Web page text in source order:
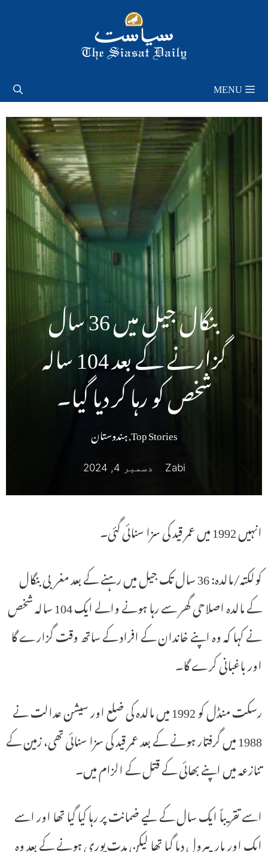
MENU
بنگال جیل میں 36 سال
گزارنے کے بعد 104 سالہ
شخص کو رہا کر دیا گیا۔
Top Stories
,ہندوستان
Zabi دسمبر 4, 2024
انہیں 1992 میں عمر قید کی سزا سنائی گئی۔
کولکتہ/مالدہ: 36 سال تک جیل میں رہنے کے بعد مغربی بنگال
کے مالدہ اصلاحی گھر سے رہا ہونے والے ایک 104 سالہ شخص
نے کہا کہ وہ اپنے خاندان کے افراد کے ساتھ وقت گزارے گا
اور باغبانی کرے گا۔
رسکت منڈل کو 1992 میں مالدہ کی ضلع اور سیشن عدالت نے
1988 میں گرفتار ہونے کے بعد عمر قید کی سزا سنائی تھی، زمین کے
تنازعہ میں اپنے بھائی کے قتل کے الزام میں۔
اسے تقریباً ایک سال کے لیے ضمانت پر رہا کیا گیا تھا اور اسے
ایک اور بار پیرول دیا گیا تھا لیکن مدت پوری ہونے کے بعد وہ